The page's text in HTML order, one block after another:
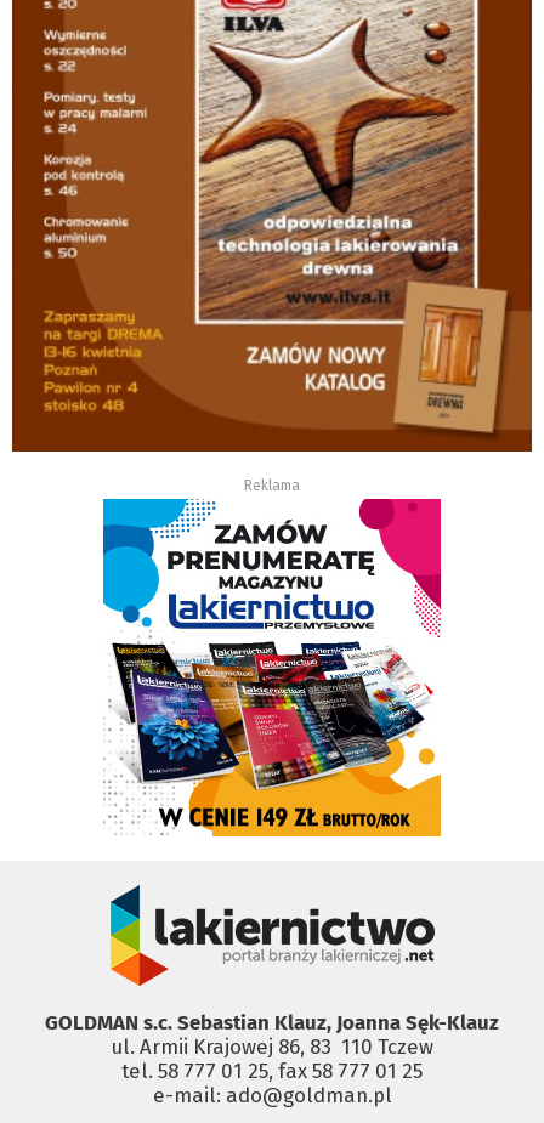
Reklama
GOLDMAN s.c. Sebastian Klauz, Joanna Sęk-Klauz
ul. Armii Krajowej 86, 83 ­ 110 Tczew
tel. 58 777 01 25, fax 58 777 01 25
e-mail: ado@goldman.pl